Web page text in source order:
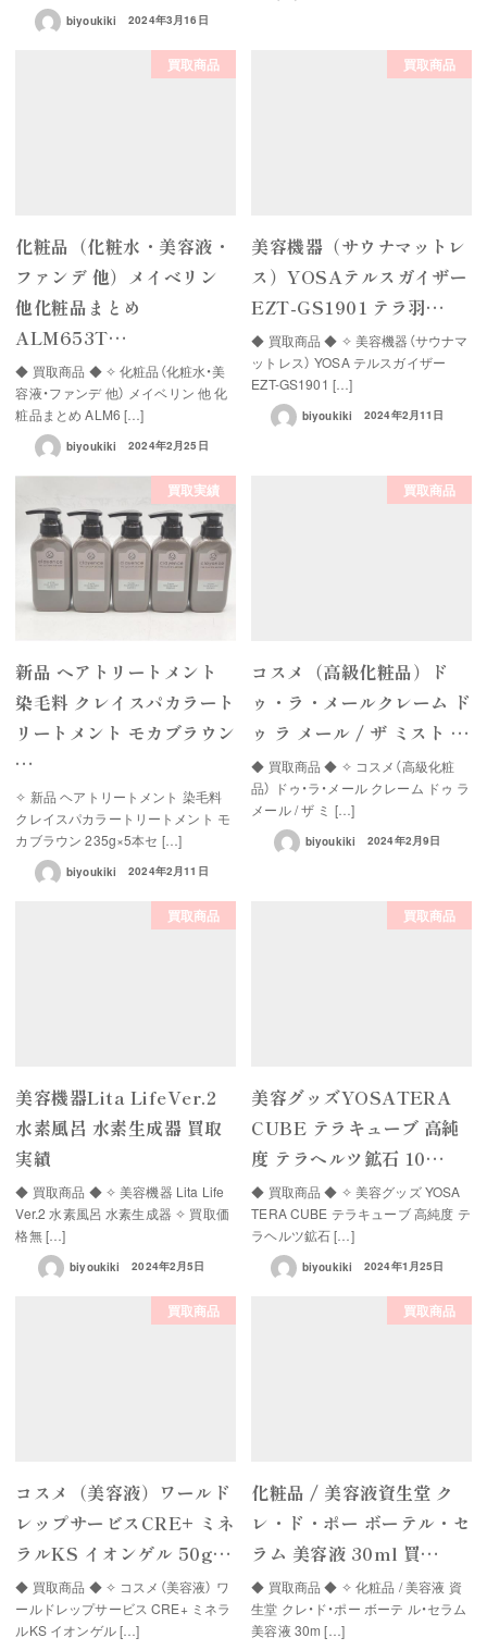
biyoukiki 2024年3月16日
買取商品
化粧品（化粧水・美容液・
ファンデ 他）メイベリン
他化粧品まとめ
ALM653T…
◆ 買取商品 ◆ ✧ 化粧品（化粧水・美
容液・ファンデ 他） メイベリン 他 化
粧品まとめ ALM6 […]
biyoukiki 2024年2月25日
買取商品
美容機器（サウナマットレ
ス）YOSAテルスガイザー
EZT-GS1901 テラ羽…
◆ 買取商品 ◆ ✧ 美容機器（サウナマ
ットレス） YOSA テルスガイザー
EZT-GS1901 […]
biyoukiki 2024年2月11日
買取実績
新品 ヘアトリートメント
染毛料 クレイスパカラート
リートメント モカブラウン
…
✧ 新品 ヘアトリートメント 染毛料
クレイスパカラートリートメント モ
カブラウン 235g×5本セ […]
biyoukiki 2024年2月11日
買取商品
コスメ（高級化粧品）ド
ゥ・ラ・メールクレーム ド
ゥ ラ メール / ザ ミスト …
◆ 買取商品 ◆ ✧ コスメ（高級化粧
品） ドゥ・ラ・メール クレーム ドゥ ラ
メール / ザ ミ […]
biyoukiki 2024年2月9日
買取商品
美容機器Lita LifeVer.2
水素風呂 水素生成器 買取
実績
◆ 買取商品 ◆ ✧ 美容機器 Lita Life
Ver.2 水素風呂 水素生成器 ✧ 買取価
格無 […]
biyoukiki 2024年2月5日
買取商品
美容グッズYOSATERA
CUBE テラキューブ 高純
度 テラヘルツ鉱石 10…
◆ 買取商品 ◆ ✧ 美容グッズ YOSA
TERA CUBE テラキューブ 高純度 テ
ラヘルツ鉱石 […]
biyoukiki 2024年1月25日
買取商品
コスメ（美容液）ワールド
レップサービスCRE+ ミネ
ラルKS イオンゲル 50g…
◆ 買取商品 ◆ ✧ コスメ（美容液） ワ
ールドレップサービス CRE+ ミネラ
ルKS イオンゲル […]
買取商品
化粧品 / 美容液資生堂 ク
レ・ド・ポー ボーテル・セ
ラム 美容液 30ml 買…
◆ 買取商品 ◆ ✧ 化粧品 / 美容液 資
生堂 クレ・ド・ポー ボーテ ル・セラム
美容液 30m […]